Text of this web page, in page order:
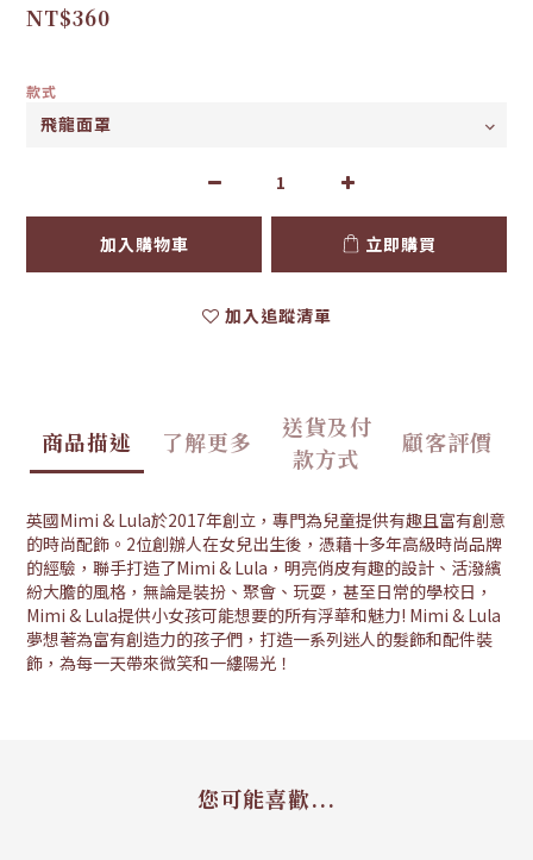
NT$360
款式
加入購物車 立即購買
加入追蹤清單
商品描述 了解更多
送貨及付
款方式
顧客評價
英國Mimi & Lula於2017年創立，專門為兒童提供有趣且富有創意
的時尚配飾。2位創辦人在女兒出生後，憑藉十多年高級時尚品牌
的經驗，聯手打造了Mimi & Lula，明亮俏皮有趣的設計、活潑繽
紛大膽的風格，無論是裝扮、聚會、玩耍，甚至日常的學校日，
Mimi & Lula提供小女孩可能想要的所有浮華和魅力! Mimi & Lula
夢想著為富有創造力的孩子們，打造一系列迷人的髮飾和配件裝
飾，為每一天帶來微笑和一縷陽光！
您可能喜歡...